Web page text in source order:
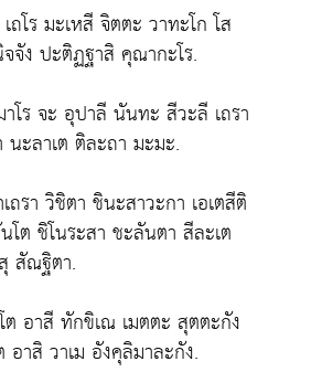
ถโร มะเหสี จิตตะ วาทะโก โส
จัง ปะติฏฐาสิ คุณากะโร.
โร จะ อุปาลี นันทะ สีวะลี เถรา
ะลาเต ติละถา มะมะ.
ถรา วิชิตา ชินะสาวะกา เอเตสีติ
โต ชิโนระสา ชะลันตา สีละเต
สัณฐิตา.
ต อาสี ทักขิเณ เมตตะ สุตตะกัง
าสิ วาเม อังคุลิมาละกัง.